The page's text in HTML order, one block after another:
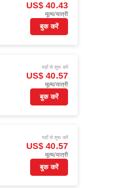
US$ 40.43
मूल्य/यात्री
बुक करें
यहाँ से शुरू करें
US$ 40.57
मूल्य/यात्री
बुक करें
यहाँ से शुरू करें
US$ 40.57
मूल्य/यात्री
बुक करें